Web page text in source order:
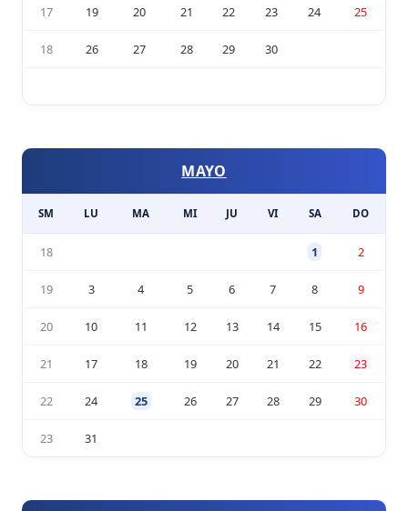
17 19 20 21 22 23 24 25
18 26 27 28 29 30
MAYO
SM LU MA MI JU VI SA DO
18 1 2
19 3 4 5 6 7 8 9
20 10 11 12 13 14 15 16
21 17 18 19 20 21 22 23
22 24 25 26 27 28 29 30
23 31